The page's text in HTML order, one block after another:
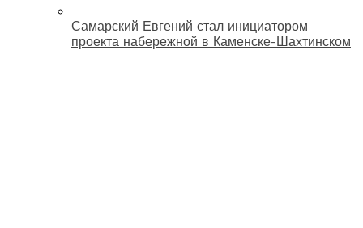
Самарский Евгений стал инициатором
проекта набережной в Каменске-Шахтинском